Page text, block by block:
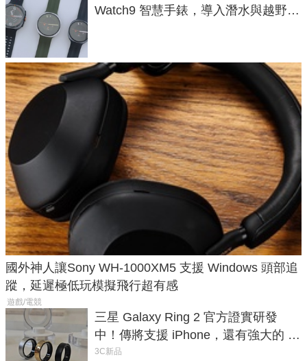
Watch9 智慧手錶，導入潛水與越野跑
國外神人讓Sony WH-1000XM5 支援 Windows 頭部追
蹤，延遲極低玩模擬飛行超有感
遊戲/電競
三星 Galaxy Ring 2 官方證實研發
中！傳將支援 iPhone，還有強大的 AI
與智慧家電連動功能
3C新品